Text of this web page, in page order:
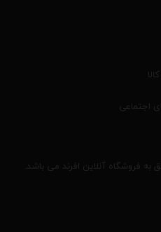
فروشگاه آنلاین افرند می باشد.
اجتماعی